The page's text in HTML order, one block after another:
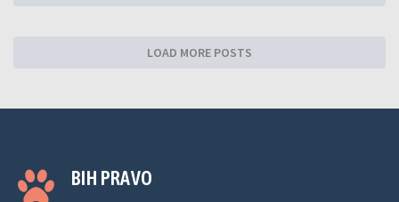
LOAD MORE POSTS
BIH PRAVO